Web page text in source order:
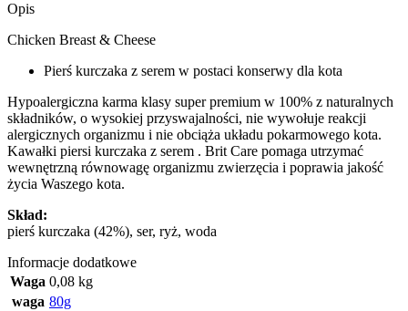
Opis
Chicken Breast & Cheese
Pierś kurczaka z serem w postaci konserwy dla kota
Hypoalergiczna karma klasy super premium w 100% z naturalnych
składników, o wysokiej przyswajalności, nie wywołuje reakcji
alergicznych organizmu i nie obciąża układu pokarmowego kota.
Kawałki piersi kurczaka z serem . Brit Care pomaga utrzymać
wewnętrzną równowagę organizmu zwierzęcia i poprawia jakość
życia Waszego kota.
Skład:
pierś kurczaka (42%), ser, ryż, woda
Informacje dodatkowe
Waga 0,08 kg
waga 80g